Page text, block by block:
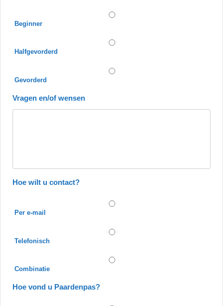
Beginner
Halfgevorderd
Gevorderd
Vragen en/of wensen
Hoe wilt u contact?
Per e-mail
Telefonisch
Combinatie
Hoe vond u Paardenpas?